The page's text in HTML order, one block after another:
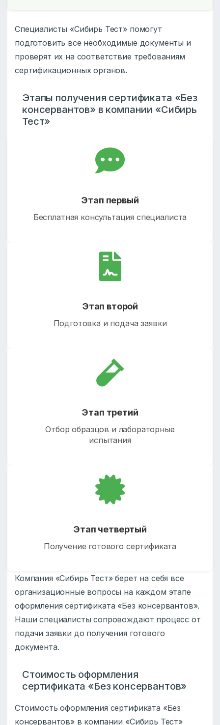
Специалисты «Сибирь Тест» помогут
подготовить все необходимые документы и
проверят их на соответствие требованиям
сертификационных органов.
Этапы получения сертификата «Без
консервантов» в компании «Сибирь
Тест»
Этап первый
Бесплатная консультация специалиста
Этап второй
Подготовка и подача заявки
Этап третий
Отбор образцов и лабораторные
испытания
Этап четвертый
Получение готового сертификата
Компания «Сибирь Тест» берет на себя все
организационные вопросы на каждом этапе
оформления сертификата «Без консервантов».
Наши специалисты сопровождают процесс от
подачи заявки до получения готового
документа.
Стоимость оформления
сертификата «Без консервантов»
Стоимость оформления сертификата «Без
консервантов» в компании «Сибирь Тест»